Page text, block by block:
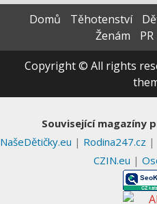
Domů Těhotenství
Ženám
PR
Copyright © All rights
Související magazíny
NašeDětičky.eu | Rodina247.cz |
CZIN.eu |